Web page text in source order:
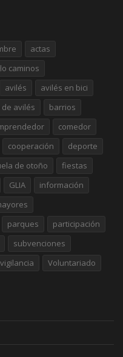
actas
caminos
avilés
avilés en bici
avilés
barrios
comedor
cooperación
deporte
de otoño
fiestas
GLIA
información
parques
participación
subvenciones
vigilancia Voluntariado